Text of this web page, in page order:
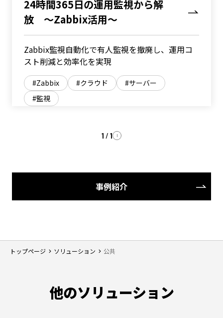
トップページ ソリューション 公共
24時間365日の運用監視から解
放 ～Zabbix活用～
Zabbix監視自動化で有人監視を撤廃し、運用コ
スト削減と効率化を実現
Zabbix クラウド
サーバー
監視
1 / 1
事例紹介
他のソリューション